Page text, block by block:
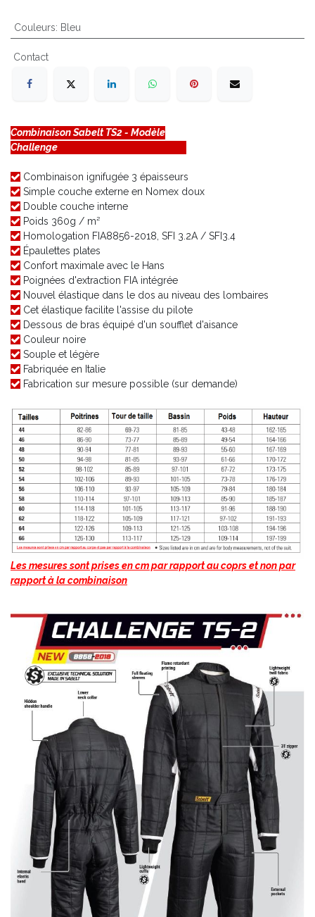
Couleurs: Bleu
Contact
Combinaison Sabelt TS2 - Modèle
Challenge
Combinaison ignifugée 3 épaisseurs
Simple couche externe en Nomex doux
Double couche interne
Poids 360g / m²
Homologation FIA8856-2018, SFI 3.2A / SFI3.4
Épaulettes plates
Confort maximale avec le Hans
Poignées d'extraction FIA intégrée
Nouvel élastique dans le dos au niveau des lombaires
Cet élastique facilite l'assise du pilote
Dessous de bras équipé d'un soufflet d'aisance
Couleur noire
Souple et légère
Fabriquée en Italie
Fabrication sur mesure possible (sur demande)
Les mesures sont prises en cm par rapport au coprs et non par
rapport à la combinaison